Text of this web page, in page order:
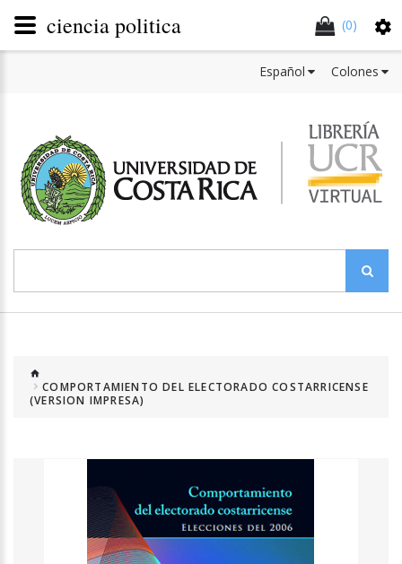
(0)
Colones
Español
COMPORTAMIENTO DEL ELECTORADO COSTARRICENSE
(VERSION IMPRESA)
ciencia politica